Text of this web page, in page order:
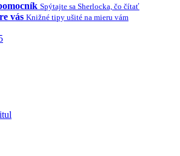
Spýtajte sa Sherlocka, čo čítať
vás Knižné tipy ušité na mieru vám